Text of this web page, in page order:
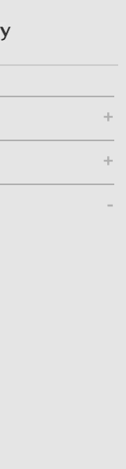
+
+
-